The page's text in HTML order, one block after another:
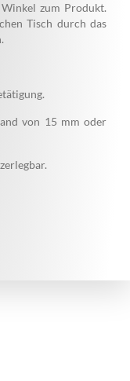
zum Produkt.
Tisch durch das
von 15 mm oder